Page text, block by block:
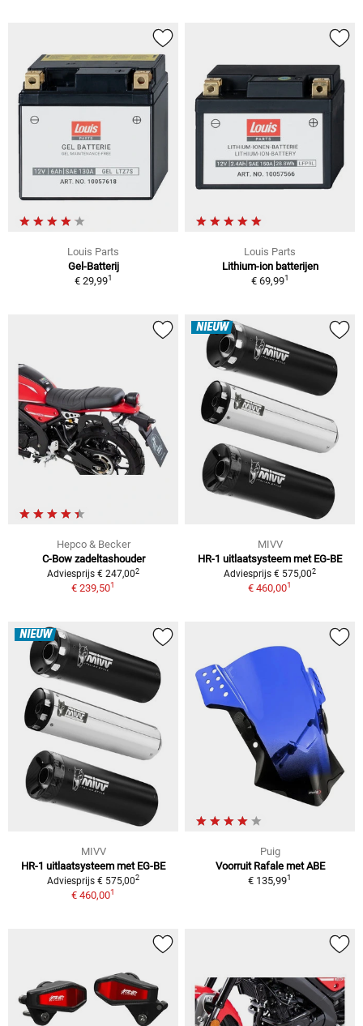
Louis Parts
Gel-Batterij
€ 29,991
Louis Parts
Lithium-ion batterijen
€ 69,991
Hepco & Becker
C-Bow zadeltashouder
Adviesprijs € 247,002
€ 239,501
NIEUW
MIVV
HR-1 uitlaatsysteem met EG-BE
Adviesprijs € 575,002
€ 460,001
NIEUW
MIVV
HR-1 uitlaatsysteem met EG-BE
Adviesprijs € 575,002
€ 460,001
Puig
Voorruit Rafale met ABE
€ 135,991